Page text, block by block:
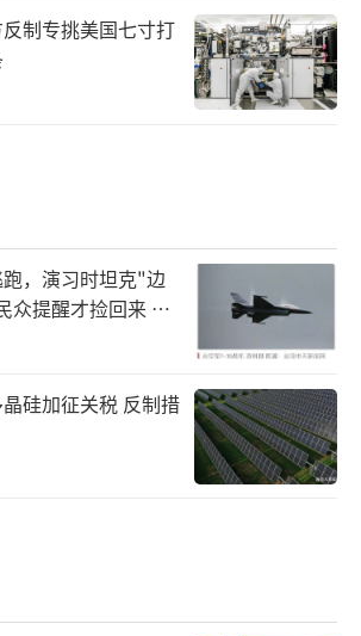
制专挑美国七寸打
，演习时坦克"边
众提醒才捡回来 演
硅加征关税 反制措